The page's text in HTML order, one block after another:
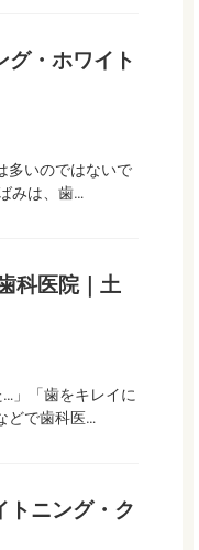
グ・ホワイト
多いのではないで
みは、歯…
科医院｜土
」「歯をキレイに
どで歯科医…
トニング・ク